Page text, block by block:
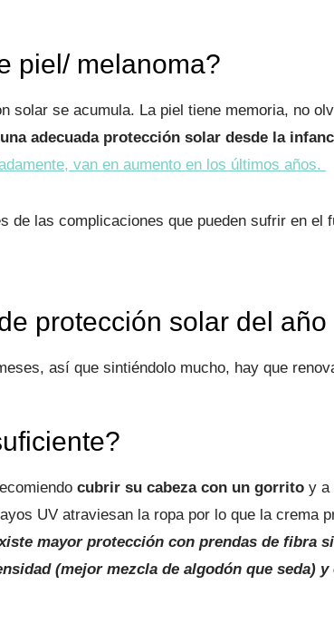
piel/ melanoma?
solar se acumula. La piel tiene memoria, no
adecuada protección solar desde la
van en aumento en los últimos años.
de las complicaciones que pueden sufrir en el
protección solar del
así que sintiéndolo mucho, hay que
cubrir su cabeza con un gorrito y a
UV atraviesan la ropa por lo que la crema
mayor protección con prendas de fibra
(mejor mezcla de algodón que seda) y